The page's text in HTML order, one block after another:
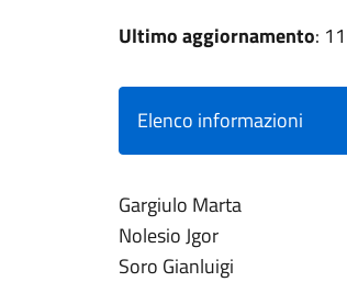
Ultimo aggiornamento:
Elenco informazioni
Gargiulo Marta
Nolesio Jgor
Soro Gianluigi